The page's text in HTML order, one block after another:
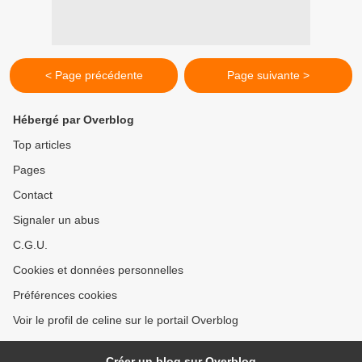
< Page précédente Page suivante >
Hébergé par Overblog
Top articles
Pages
Contact
Signaler un abus
C.G.U.
Cookies et données personnelles
Préférences cookies
Voir le profil de celine sur le portail Overblog